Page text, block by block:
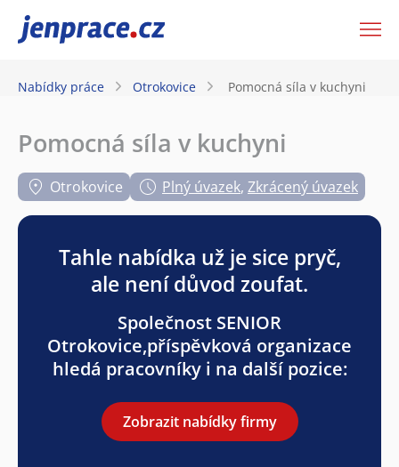
JenPráce.cz
Nabídky práce Otrokovice Pomocná síla v kuchyni
Pomocná síla v kuchyni
Otrokovice Plný úvazek, Zkrácený úvazek
Tahle nabídka už je sice pryč,
ale není důvod zoufat.
Společnost SENIOR
Otrokovice,příspěvková organizace
hledá pracovníky i na další pozice:
Zobrazit nabídky firmy